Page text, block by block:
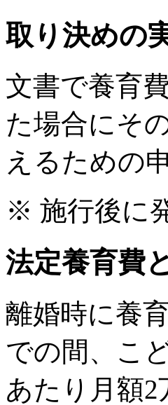
取り決めの
文書で養育
た場合にそ
えるための
※ 施行後に
法定養育費
離婚時に養
での間、こ
あたり月額